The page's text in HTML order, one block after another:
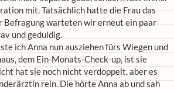
mit. Tatsächlich hatte die Frau das
Befragung warteten wir erneut ein paar
und geduldig.
ich Anna nun ausziehen fürs Wiegen und
dem Ein-Monats-Check-up, ist sie
hat sie noch nicht verdoppelt, aber es
rein. Die hörte Anna ab und sah